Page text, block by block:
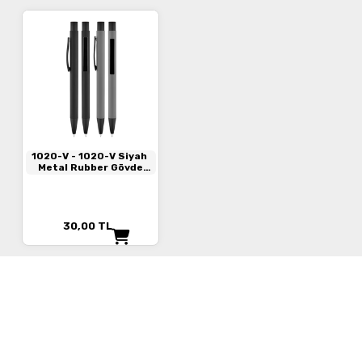
1020-V - 1020-V Siyah
Metal Rubber Gövde
30,00 TL